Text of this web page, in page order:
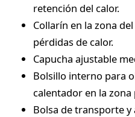
retención del calor.
Collarín en la zona
pérdidas de calor.
Capucha ajustable
Bolsillo interno para
calentador en la zona
Bolsa de transporte